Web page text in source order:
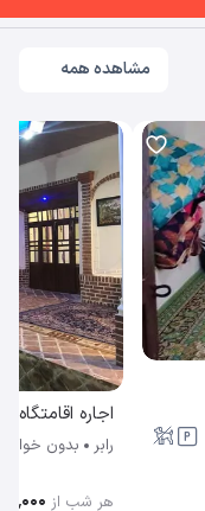
مشاهده همه
رابر بدون خواب
هر شب از